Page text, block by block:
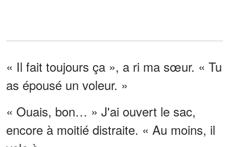
« Il fait toujours ça », a ri ma sœur. « Tu
as épousé un voleur. »
« Ouais, bon… » J'ai ouvert le sac,
encore à moitié distraite. « Au moins, il